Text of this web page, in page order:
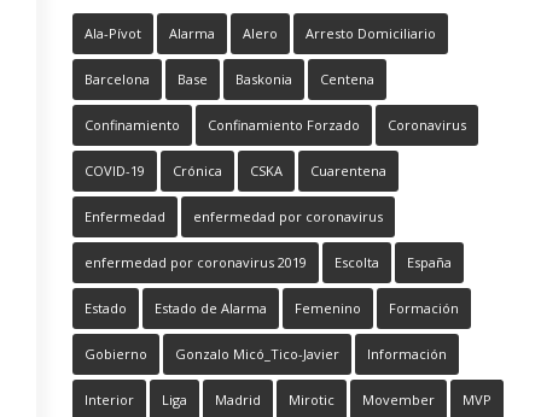
Ala-Pívot Alarma Alero Arresto Domiciliario
Barcelona Base Baskonia Centena
Confinamiento Confinamiento Forzado Coronavirus
COVID-19 Crónica CSKA Cuarentena
Enfermedad enfermedad por coronavirus
enfermedad por coronavirus 2019 Escolta España
Estado Estado de Alarma Femenino Formación
Gobierno Gonzalo Micó_Tico-Javier Información
Interior Liga Madrid Mirotic Movember MVP